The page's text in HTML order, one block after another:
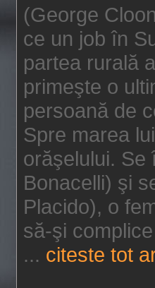
(George
ce un job în
partea rurală
primeşte o
persoană de
Spre marea
orăşelului. Se
Bonacelli) şi
Placido), o
să-şi
... citeste tot